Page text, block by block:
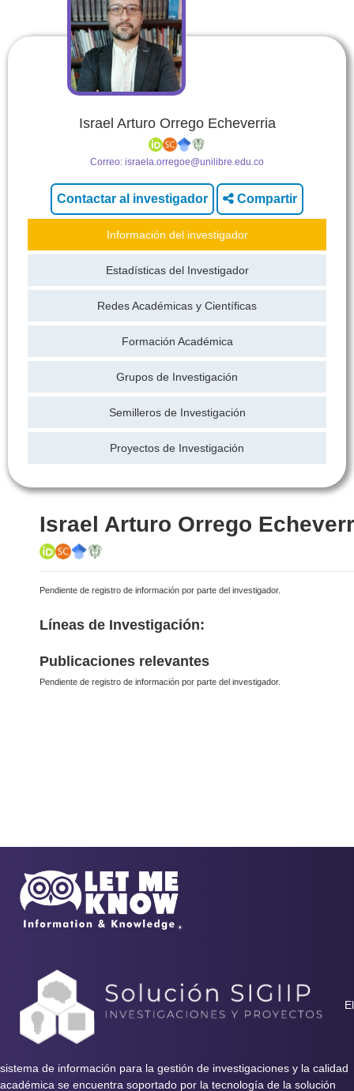
Israel Arturo Orrego Echeverria
Correo: israela.orregoe@unilibre.edu.co
Compartir
Información del investigador
Estadísticas del Investigador
Redes Académicas y Científicas
Formación Académica
Grupos de Investigación
Semilleros de Investigación
Proyectos de Investigación
Israel Arturo Orrego
Pendiente de registro de información por parte del investigador.
Líneas de Investigación:
Publicaciones relevantes
Pendiente de registro de información por parte del investigador.
El
sistema de información para la gestión de investigaciones y la calidad
académica se encuentra soportado por la tecnología de la solución